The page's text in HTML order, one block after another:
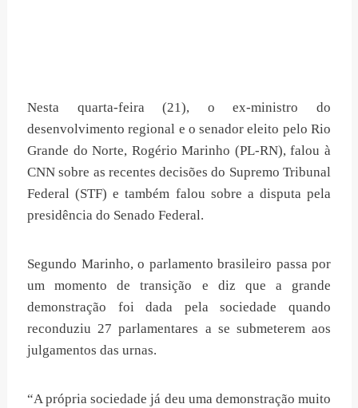
Nesta quarta-feira (21), o ex-ministro do
desenvolvimento regional e o senador eleito pelo Rio
Grande do Norte, Rogério Marinho (PL-RN), falou à
CNN sobre as recentes decisões do Supremo Tribunal
Federal (STF) e também falou sobre a disputa pela
presidência do Senado Federal.
Segundo Marinho, o parlamento brasileiro passa por
um momento de transição e diz que a grande
demonstração foi dada pela sociedade quando
reconduziu 27 parlamentares a se submeterem aos
julgamentos das urnas.
“A própria sociedade já deu uma demonstração muito